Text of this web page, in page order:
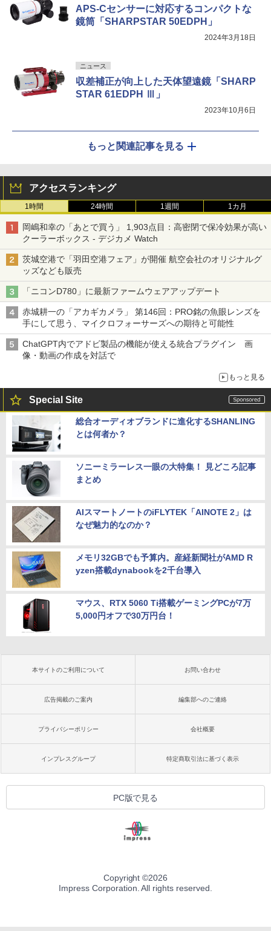
APS-Cセンサーに対応するコンパクトな
鏡筒「SHARPSTAR 50EDPH」
2024年3月18日
ニュース
収差補正が向上した天体望遠鏡「SHARP
STAR 61EDPH Ⅲ」
2023年10月6日
もっと関連記事を見る
アクセスランキング
1時間 24時間 1週間 1カ月
岡嶋和幸の「あとで買う」 1,903点目：高密閉で保冷効果が高い
クーラーボックス - デジカメ Watch
茨城空港で「羽田空港フェア」が開催 航空会社のオリジナルグ
ッズなども販売
「ニコンD780」に最新ファームウェアアップデート
赤城耕一の「アカギカメラ」 第146回：PRO銘の魚眼レンズを
手にして思う、マイクロフォーサーズへの期待と可能性
ChatGPT内でアドビ製品の機能が使える統合プラグイン 画
像・動画の作成を対話で
もっと見る
Special Site
総合オーディオブランドに進化するSHANLING
とは何者か？
ソニーミラーレス一眼の大特集！ 見どころ記事
まとめ
AIスマートノートのiFLYTEK「AINOTE 2」は
なぜ魅力的なのか？
メモリ32GBでも予算内。産経新聞社がAMD R
yzen搭載dynabookを2千台導入
マウス、RTX 5060 Ti搭載ゲーミングPCが7万
5,000円オフで30万円台！
本サイトのご利用について お問い合わせ
広告掲載のご案内 編集部へのご連絡
プライバシーポリシー 会社概要
インプレスグループ 特定商取引法に基づく表示
PC版で見る
Copyright ©2026
Impress Corporation. All rights reserved.